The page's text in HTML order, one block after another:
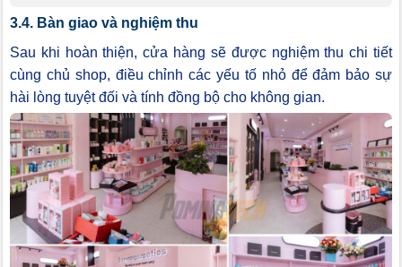
3.4. Bàn giao và nghiệm thu
Sau khi hoàn thiện, cửa hàng sẽ được nghiệm thu chi tiết
cùng chủ shop, điều chỉnh các yếu tố nhỏ để đảm bảo sự
hài lòng tuyệt đối và tính đồng bộ cho không gian.